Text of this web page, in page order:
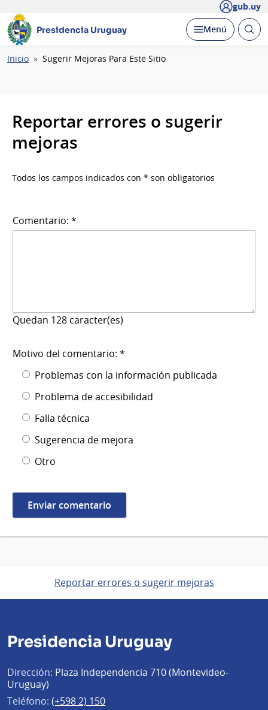
gub.uy
Presidencia Uruguay Desplegar
Menú Abrir
Ruta
Inicio Sugerir Mejoras Para Este Sitio
Reportar errores o sugerir
mejoras
Todos los campos indicados con * son obligatorios
Comentario: *
Quedan 128 caracter(es)
Motivo del comentario: *
Problemas con la información publicada
Problema de accesibilidad
Falla técnica
Sugerencia de mejora
Otro
Reportar errores o sugerir mejoras
Presidencia Uruguay
Dirección: Plaza Independencia 710 (Montevideo-
Uruguay)
Teléfono: (+598 2) 150